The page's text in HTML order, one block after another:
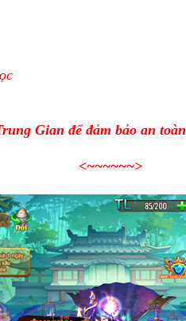
Gian để đảm bảo an toàn
<~~~~~~>